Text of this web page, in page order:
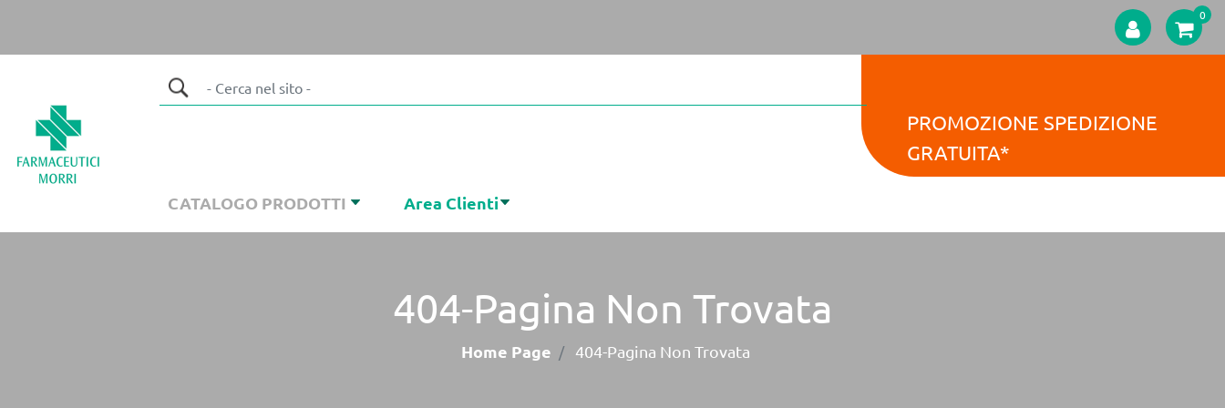
0
PROMOZIONE SPEDIZIONE
GRATUITA*
CATALOGO PRODOTTI Area Clienti
404-Pagina Non Trovata
Home Page 404-Pagina Non Trovata